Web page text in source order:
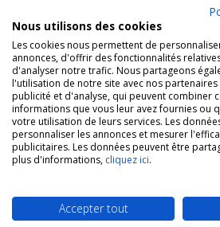
La Boutique des Chrétiens © | La boutique
référence !.
Nous utilisons des cookies
Les cookies nous permettent de
annonces, d'offrir des fonctionnalités
d'analyser notre trafic. Nous partageons
l'utilisation de notre site avec nos
publicité et d'analyse, qui peuvent combiner
informations que vous leur avez fournies ou
votre utilisation de leurs services. Les
personnaliser les annonces et mesurer
publicitaires. Les données peuvent être
plus d'informations, cliquez ici.
Accepter tout